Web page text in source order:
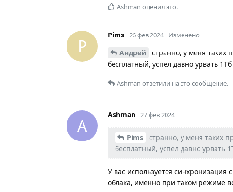
Ashman оценил это.
P
Pims 26 фев 2024 Изменено
Андрей
странно, у меня таких
бесплатный, успел давно урвать 1Тб
Ashman ответили на это сообщение.
A
Ashman 27 фев 2024
Pims
странно, у меня таких
бесплатный, успел давно урвать
У вас используется
облака, именно при таком режиме